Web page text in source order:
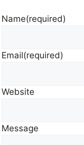
Name(required)
Email(required)
Website
Message